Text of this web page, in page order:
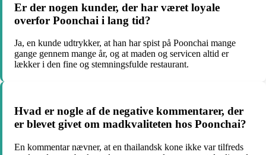
Er der nogen kunder, der har været loyale
overfor Poonchai i lang tid?
Ja, en kunde udtrykker, at han har spist på Poonchai mange
gange gennem mange år, og at maden og servicen altid er
lækker i den fine og stemningsfulde restaurant.
Hvad er nogle af de negative kommentarer, der
er blevet givet om madkvaliteten hos Poonchai?
En kommentar nævner, at en thailandsk kone ikke var tilfreds